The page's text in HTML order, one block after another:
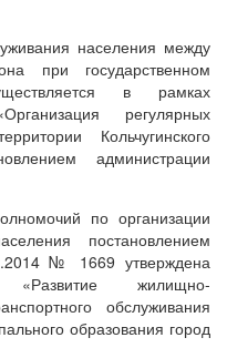
населения между
при государственном
в рамках
регулярных
Кольчугинского
администрации
по организации
постановлением
№ 1669 утверждена
«Развитие жилищно-
обслуживания
образования город